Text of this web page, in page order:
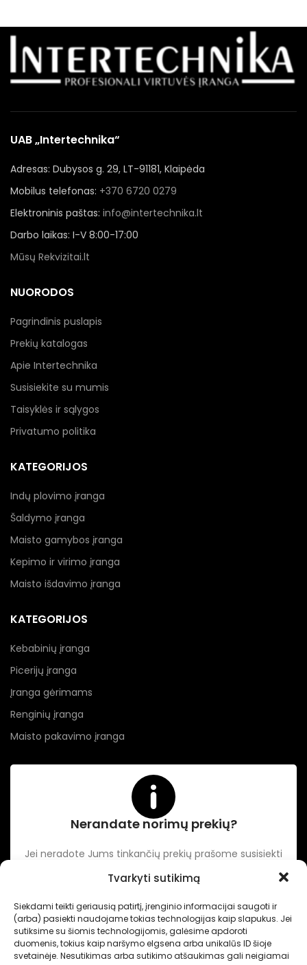
Tvarkyti sutikimą
Siekdami teikti geriausią patirtį, įrenginio informacijai saugoti ir
(arba) pasiekti naudojame tokias technologijas kaip slapukus. Jei
sutiksime su šiomis technologijomis, galėsime apdoroti
duomenis, tokius kaip naršymo elgsena arba unikalūs ID šioje
svetainėje. Nesutikimas arba sutikimo atšaukimas gali neigiamai
UAB „Intertechnika“
Adresas: Dubysos g. 29, LT-91181, Klaipėda
Mobilus telefonas: +370 6720 0279
Elektroninis paštas: info@intertechnika.lt
Darbo laikas: I-V 8:00-17:00
Mūsų Rekvizitai.lt
NUORODOS
Pagrindinis puslapis
Prekių katalogas
Apie Intertechnika
Susisiekite su mumis
Taisyklės ir sąlygos
Privatumo politika
KATEGORIJOS
Indų plovimo įranga
Šaldymo įranga
Maisto gamybos įranga
Kepimo ir virimo įranga
Maisto išdavimo įranga
KATEGORIJOS
Kebabinių įranga
Picerijų įranga
Įranga gėrimams
Renginių įranga
Maisto pakavimo įranga
Nerandate norimų prekių?
Jei neradote Jums tinkančių prekių prašome susisiekti
Intertechnika Sukurta pagal užsakymą - Dominykas Vitkauskas
Internetinių svetainių sprendimai